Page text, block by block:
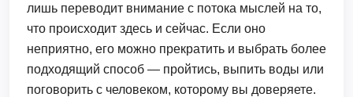
лишь переводит внимание с потока мыслей на то,
что происходит здесь и сейчас. Если оно
неприятно, его можно прекратить и выбрать более
подходящий способ — пройтись, выпить воды или
поговорить с человеком, которому вы доверяете.